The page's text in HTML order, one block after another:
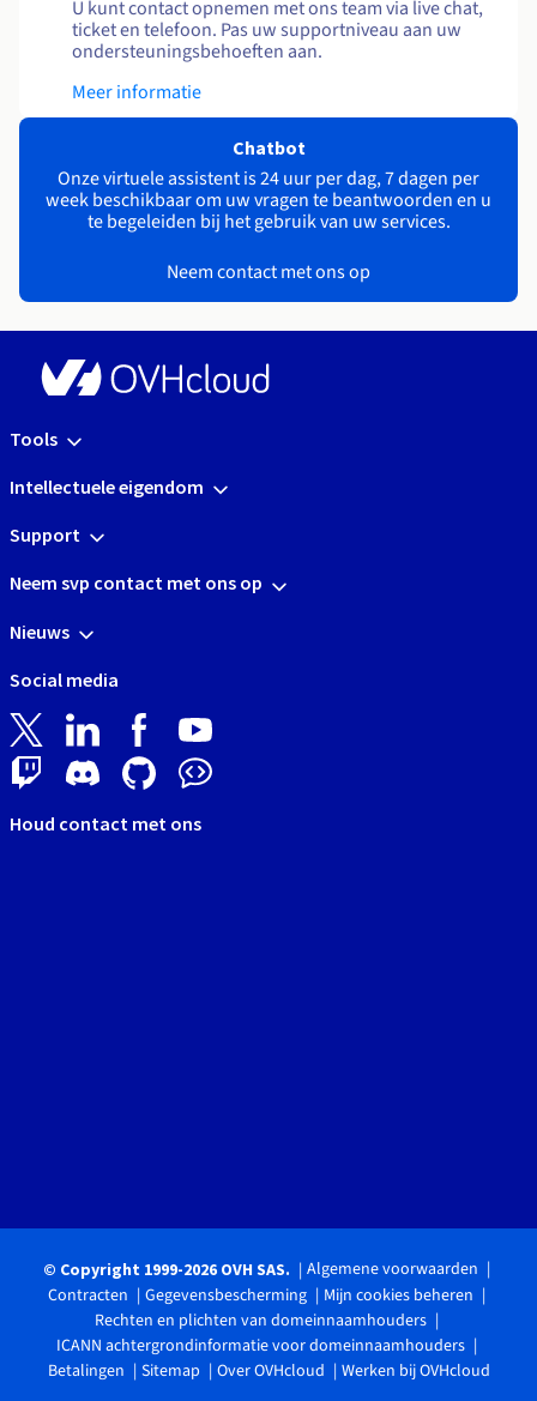
U kunt contact opnemen met ons team via live chat,
ticket en telefoon. Pas uw supportniveau aan uw
ondersteuningsbehoeften aan.
Meer informatie
Chatbot
Onze virtuele assistent is 24 uur per dag, 7 dagen per
week beschikbaar om uw vragen te beantwoorden en u
te begeleiden bij het gebruik van uw services.
Neem contact met ons op
Tools
Intellectuele eigendom
Support
Neem svp contact met ons op
Nieuws
Social media
Houd contact met ons
© Copyright 1999-2026 OVH SAS.
Algemene voorwaarden
Contracten
Gegevensbescherming
Mijn cookies beheren
Rechten en plichten van domeinnaamhouders
ICANN achtergrondinformatie voor domeinnaamhouders
Betalingen
Sitemap Over OVHcloud Werken bij OVHcloud